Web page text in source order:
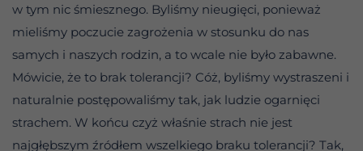
w tym nic śmiesznego. Byliśmy nieugięci, ponieważ
mieliśmy poczucie zagrożenia w stosunku do nas
samych i naszych rodzin, a to wcale nie było zabawne.
Mówicie, że to brak tolerancji? Cóż, byliśmy wystraszeni i
naturalnie postępowaliśmy tak, jak ludzie ogarnięci
strachem. W końcu czyż właśnie strach nie jest
najgłębszym źródłem wszelkiego braku tolerancji? Tak,